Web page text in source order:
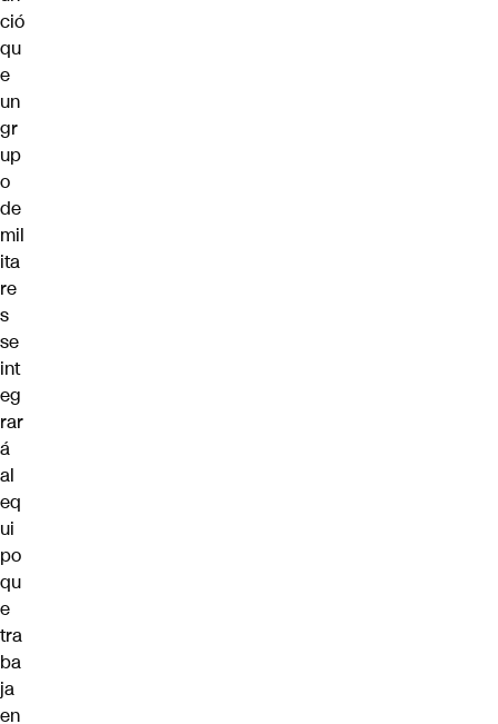
ció
qu
e
un
gr
up
o
de
mil
ita
re
s
se
int
eg
rar
á
al
eq
ui
po
qu
e
tra
ba
ja
en